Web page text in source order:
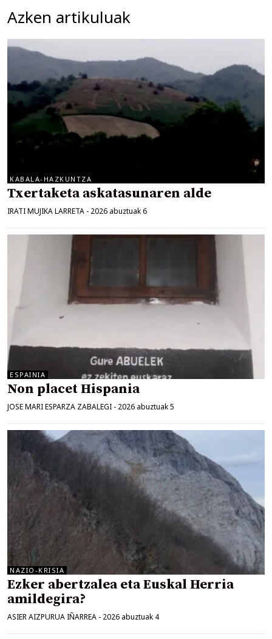
Azken artikuluak
KABALA-HAZKUNTZA
Txertaketa askatasunaren alde
IRATI MUJIKA LARRETA - 2026 abuztuak 6
ESPAINIA
Non placet Hispania
JOSE MARI ESPARZA ZABALEGI - 2026 abuztuak 5
NAZIO-KRISIA
Ezker abertzalea eta Euskal Herria
amildegira?
ASIER AIZPURUA IÑARREA - 2026 abuztuak 4